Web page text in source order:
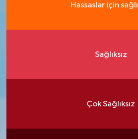
Hassaslar için
Sağlıksız
Çok Sağlıksız